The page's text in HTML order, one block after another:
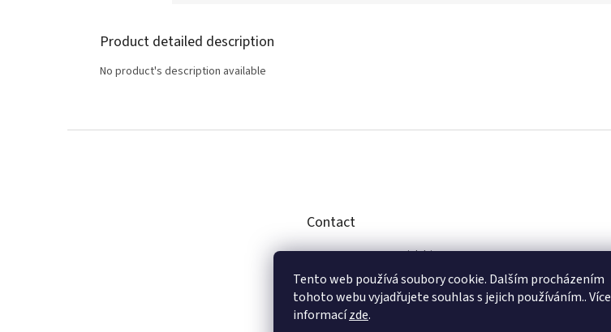
Tento web používá soubory cookie. Dalším procházením
tohoto webu vyjadřujete souhlas s jejich používáním.. Více
informacízde.
Product detailed description
No product's description available
Contact
support@megaink.biz
+420 226 251 424